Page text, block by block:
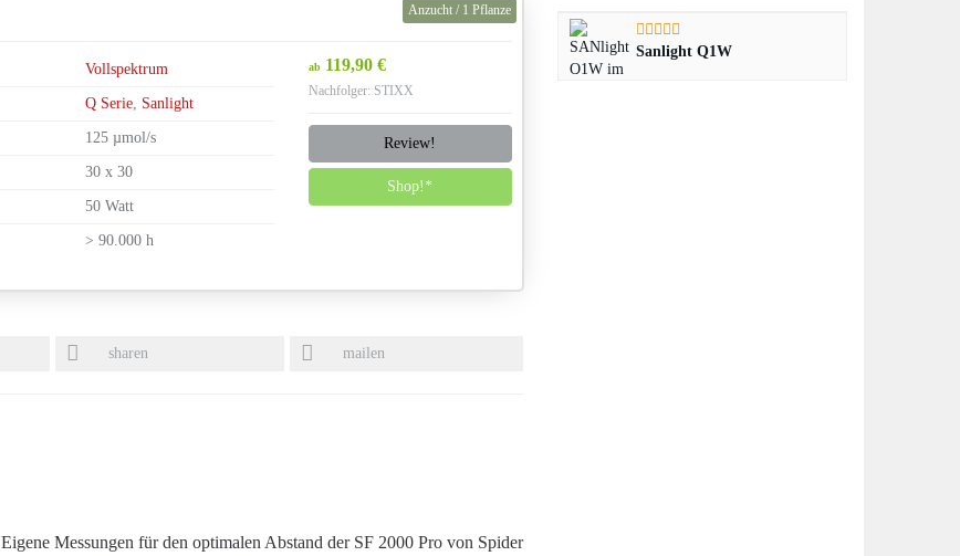
Anzucht / 1 Pflanze
ab119,90 €
Nachfolger: STIXX
Review!
Shop!*
Vollspektrum
Q Serie, Sanlight
125 µmol/s
30 x 30
50 Watt
> 90.000 h
sharen mailen
Eigene Messungen für den optimalen Abstand der SF 2000 Pro von Spider
Sanlight Q1W